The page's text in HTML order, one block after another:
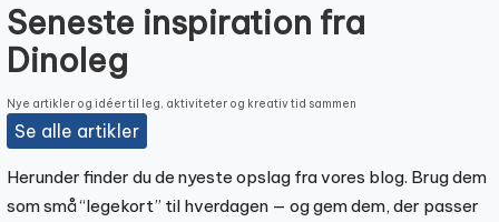
Seneste inspiration fra
Dinoleg
Nye artikler og idéer til leg, aktiviteter og kreativ tid sammen
Se alle artikler
Herunder finder du de nyeste opslag fra vores blog. Brug dem
som små “legekort” til hverdagen — og gem dem, der passer